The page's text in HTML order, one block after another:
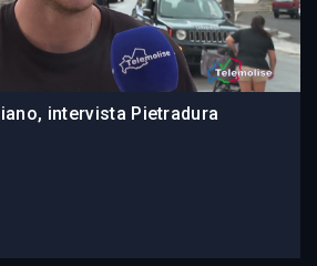
intervista Pietradura